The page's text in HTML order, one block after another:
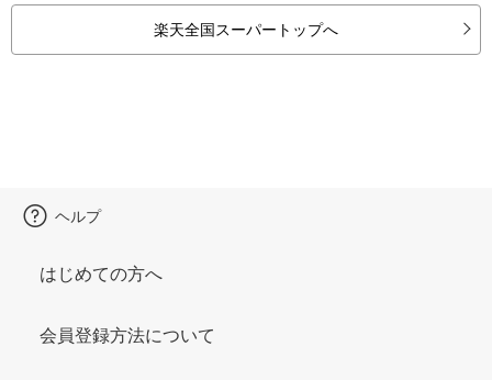
楽天全国スーパートップへ
ヘルプ
はじめての方へ
会員登録方法について